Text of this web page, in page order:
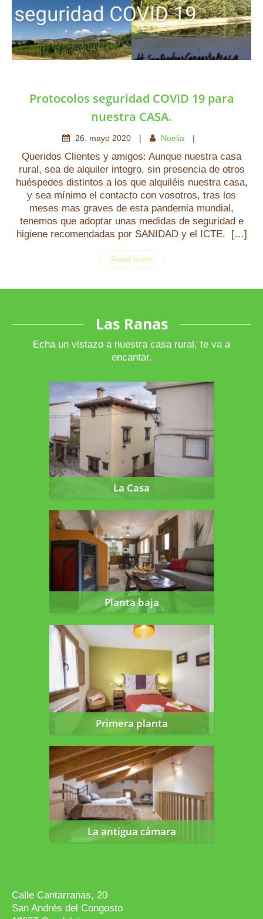
Protocolos seguridad COVID 19 para
nuestra CASA.
26 mayo 2020 Noelia
Queridos Clientes y amigos: Aunque nuestra casa
rural, sea de alquiler integro, sin presencia de otros
huéspedes distintos a los que alquiléis nuestra casa,
y sea mínimo el contacto con vosotros, tras los
meses mas graves de esta pandemia mundial,
tenemos que adoptar unas medidas de seguridad e
higiene recomendadas por SANIDAD y el ICTE. […]
Read more
Las Ranas
Echa un vistazo a nuestra casa rural, te va a
encantar.
La Casa
La Casa
Planta baja
Planta baja
Primera planta
Primera planta
La antigua cámara
La antigua cámara
Calle Cantarranas, 20
San Andrés del Congosto